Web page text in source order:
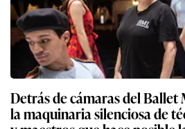
Detrás de cámaras del
la maquinaria silenciosa de